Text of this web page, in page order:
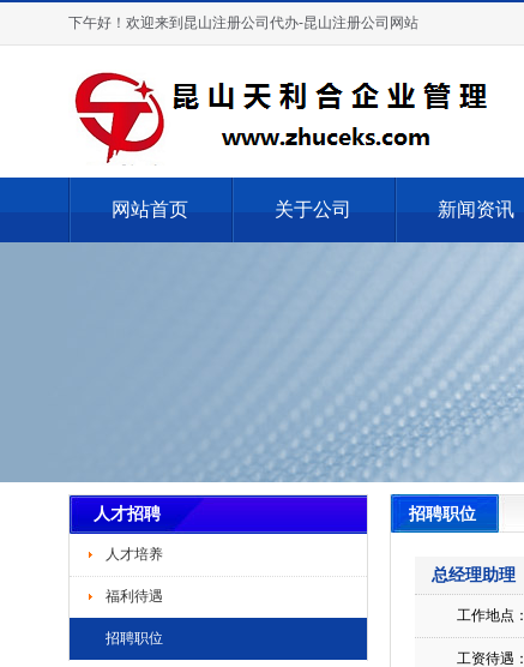
下午好！欢迎来到昆山注册公司代办-昆山注册公司网站
网站首页 关于公司 新闻资讯
人才招聘
人才培养
福利待遇
招聘职位
招聘职位
总经理助理
工作地点：
工资待遇：